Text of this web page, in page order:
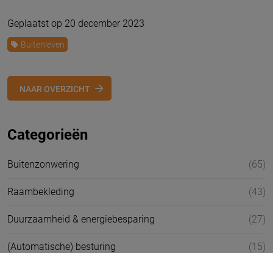
Geplaatst op 20 december 2023
Buitenleven
NAAR OVERZICHT
Categorieën
Buitenzonwering (65)
Raambekleding (43)
Duurzaamheid & energiebesparing (27)
(Automatische) besturing (15)